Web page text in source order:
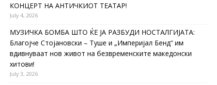
КОНЦЕРТ НА АНТИЧКИОТ ТЕАТАР!
July 4, 2026
МУЗИЧКА БОМБА ШТО ЌЕ ЈА РАЗБУДИ НОСТАЛГИЈАТА:
Благојче Стојановски – Туше и „Империјал Бенд“ им
вдивнуваат нов живот на безвременските македонски
хитови!
July 3, 2026